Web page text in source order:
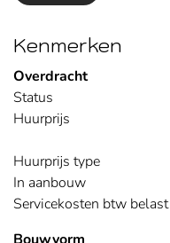
Kenmerken
Overdracht
Status
Huurprijs
Huurprijs type
In aanbouw
Servicekosten btw belast
Bouwvorm